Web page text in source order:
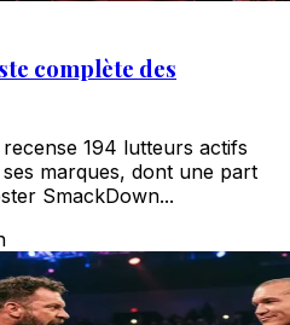
complète des
194 lutteurs actifs
marques, dont une part
SmackDown...